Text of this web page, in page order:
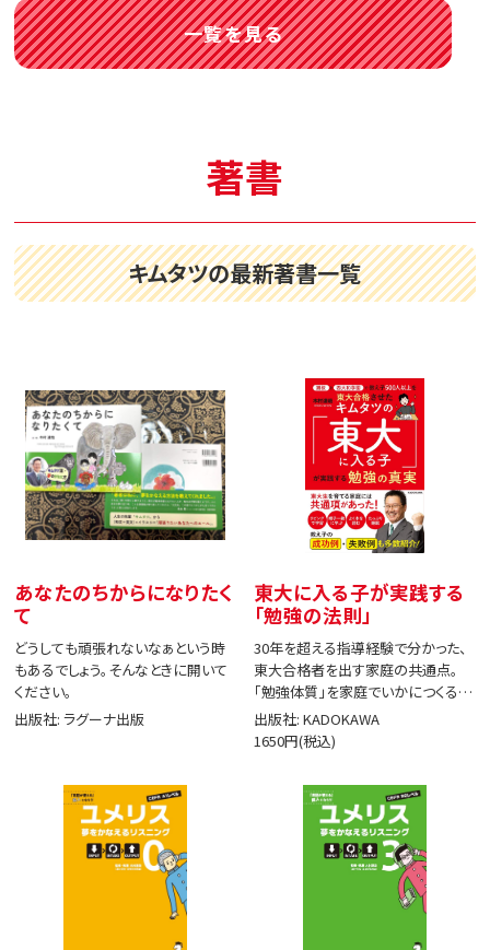
一覧を見る
著書
キムタツの最新著書一覧
あなたのちからになりたく
て
どうしても頑張れないなぁという時
もあるでしょう。そんなときに開いて
ください。
出版社: ラグーナ出版
東大に入る子が実践する
「勉強の法則」
30年を超える指導経験で分かった、
東大合格者を出す家庭の共通点。
「勉強体質」を家庭でいかにつくる
か。
出版社: KADOKAWA
1650円(税込)